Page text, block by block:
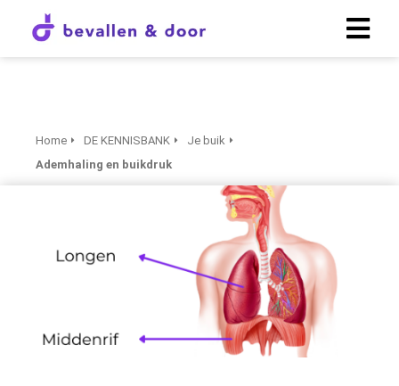
Home DE KENNISBANK
Je buik
Ademhaling en buikdruk